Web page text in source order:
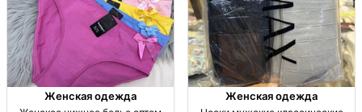
Женская одежда Женская одежда